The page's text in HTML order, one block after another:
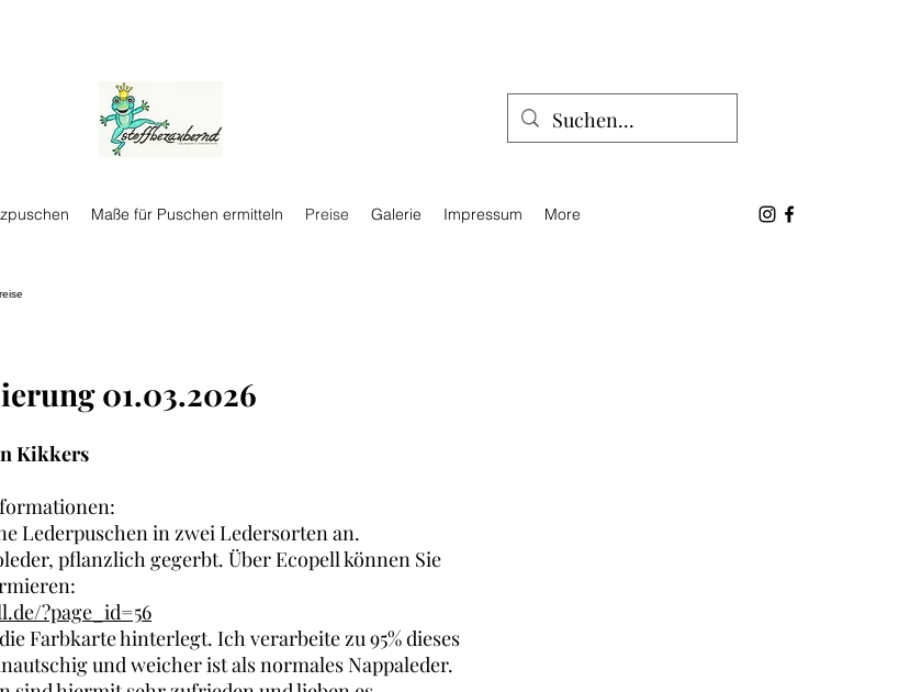
Maße für Puschen ermitteln Preise Galerie Impressum More
01.03.2026
Kikkers
Lederpuschen in zwei Ledersorten an.
pflanzlich gegerbt. Über Ecopell können Sie
?page_id=56
Farbkarte hinterlegt. Ich verarbeite zu 95% dieses
und weicher ist als normales Nappaleder.